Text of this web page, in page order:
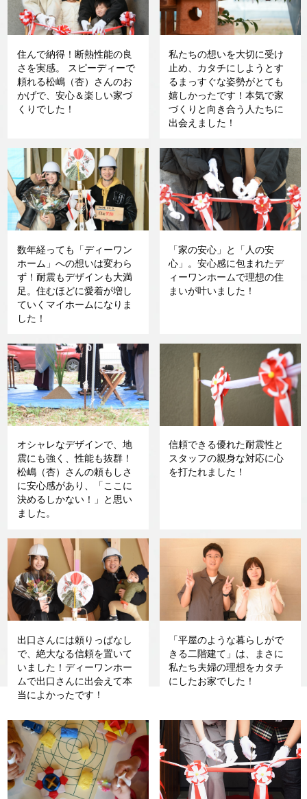
住んで納得！断熱性能の良
さを実感。 スピーディーで
頼れる松嶋（杏）さんのお
かげで、安心＆楽しい家づ
くりでした！
私たちの想いを大切に受け
止め、カタチにしようとす
るまっすぐな姿勢がとても
嬉しかったです！本気で家
づくりと向き合う人たちに
出会えました！
数年経っても「ディーワン
ホーム」への想いは変わら
ず！耐震もデザインも大満
足。住むほどに愛着が増し
ていくマイホームになりま
した！
「家の安心」と「人の安
心」。安心感に包まれたデ
ィーワンホームで理想の住
まいが叶いました！
オシャレなデザインで、地
震にも強く、性能も抜群！
松嶋（杏）さんの頼もしさ
に安心感があり、「ここに
決めるしかない！」と思い
ました。
信頼できる優れた耐震性と
スタッフの親身な対応に心
を打たれました！
出口さんには頼りっぱなし
で、絶大なる信頼を置いて
いました！ディーワンホー
ムで出口さんに出会えて本
当によかったです！
「平屋のような暮らしがで
きる二階建て」は、まさに
私たち夫婦の理想をカタチ
にしたお家でした！